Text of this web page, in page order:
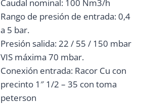
Caudal nominal: 100 Nm3/h
Rango de presión de entrada: 0,4
a 5 bar.
Presión salida: 22 / 55 / 150 mbar
VIS máxima 70 mbar.
Conexión entrada: Racor Cu con
precinto 1″ 1/2 – 35 con toma
peterson